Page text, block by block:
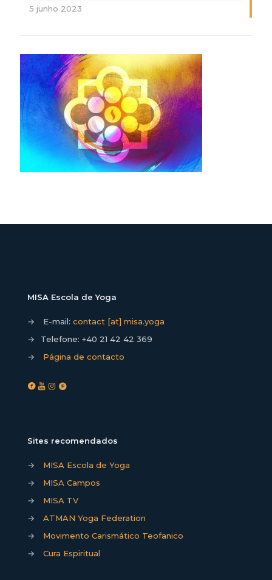
5 junho 2023
MISA Escola de Yoga
→ E-mail: contact [at] misa.yoga
→
Telefone: +40 21 42 42 369
→
Página de contacto
Sites recomendados
→
MISA Escola de Yoga
→
MISA Campos
→
MISA TV
→
ATMAN Yoga Federation
→
Movimento Carismático Teofanico
→
Cura Espiritual